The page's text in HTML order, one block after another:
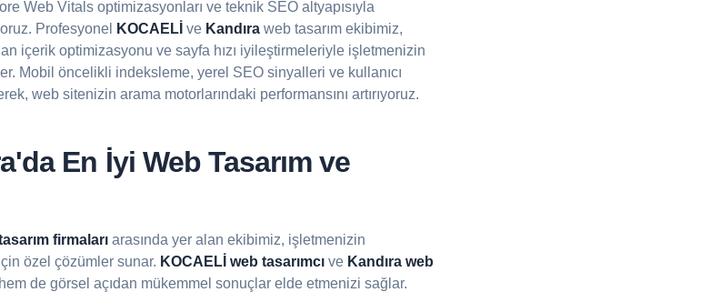
Web Vitals optimizasyonları ve teknik SEO altyapısıyla
Profesyonel
KOCAELİ ve Kandıraweb tasarım ekibimiz,
içerik optimizasyonu ve sayfa hızı iyileştirmeleriyle işletmenizin
Mobil öncelikli indeksleme, yerel SEO sinyalleri ve kullanıcı
web sitenizin arama motorlarındaki performansını artırıyoruz.
En İyi Web Tasarım ve
firmalarıarasında yer alan ekibimiz, işletmenizin
özel çözümler sunar. KOCAELİ web tasarımcıve Kandıra web
de görsel açıdan mükemmel sonuçlar elde etmenizi sağlar.